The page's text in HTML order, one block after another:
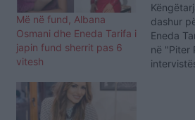
Më në fund, Albana
Osmani dhe Eneda Tarifa i
japin fund sherrit pas 6
vitesh
dashur
Eneda
në "Piter